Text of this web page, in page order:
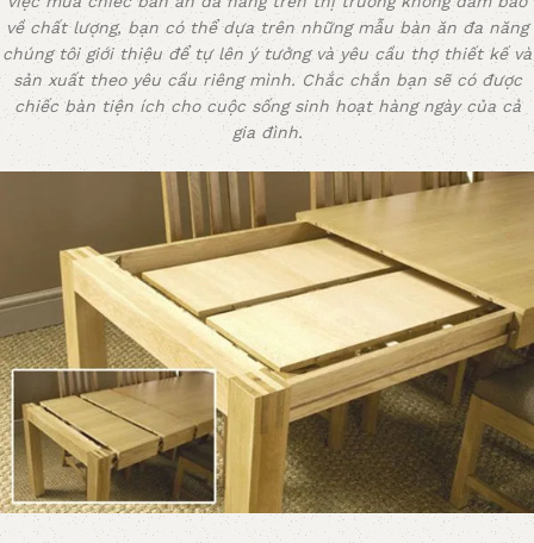
về chất lượng, bạn có thể dựa trên những mẫu bàn ăn đa năng
chúng tôi giới thiệu để tự lên ý tưởng và yêu cầu thợ thiết kế và
sản xuất theo yêu cầu riêng mình. Chắc chắn bạn sẽ có được
chiếc bàn tiện ích cho cuộc sống sinh hoạt hàng ngày của cả
gia đình.